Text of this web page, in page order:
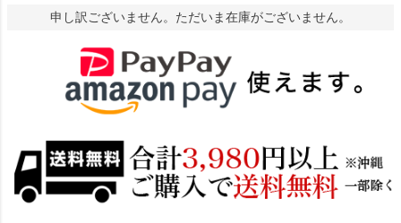
申し訳ございません。ただいま在庫がございません。